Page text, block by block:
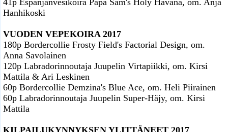
Hanhikoski
VUODEN VEPEKOIRA 2017
180p Bordercollie Frosty Field's Factorial Design, om.
Anna Savolainen
120p Labradorinnoutaja Juupelin Virtapiikki, om. Kirsi
Mattila & Ari Leskinen
60p Bordercollie Demzina's Blue Ace, om. Heli Piirainen
60p Labradorinnoutaja Juupelin Super-Häjy, om. Kirsi
Mattila
KILPAILUKYNNYKSEN YLITTÄNEET 2017